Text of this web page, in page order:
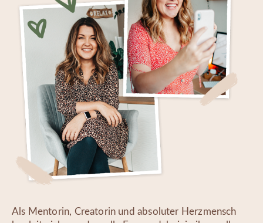
Als Mentorin, Creatorin und absoluter Herzmensch